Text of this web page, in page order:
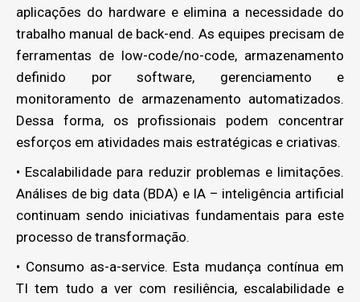
aplicações do hardware e elimina a necessidade do
trabalho manual de back-end. As equipes precisam de
ferramentas de low-code/no-code, armazenamento
definido por software, gerenciamento e
monitoramento de armazenamento automatizados.
Dessa forma, os profissionais podem concentrar
esforços em atividades mais estratégicas e criativas.
• Escalabilidade para reduzir problemas e limitações.
Análises de big data (BDA) e IA – inteligência artificial
continuam sendo iniciativas fundamentais para este
processo de transformação.
• Consumo as-a-service. Esta mudança contínua em
TI tem tudo a ver com resiliência, escalabilidade e